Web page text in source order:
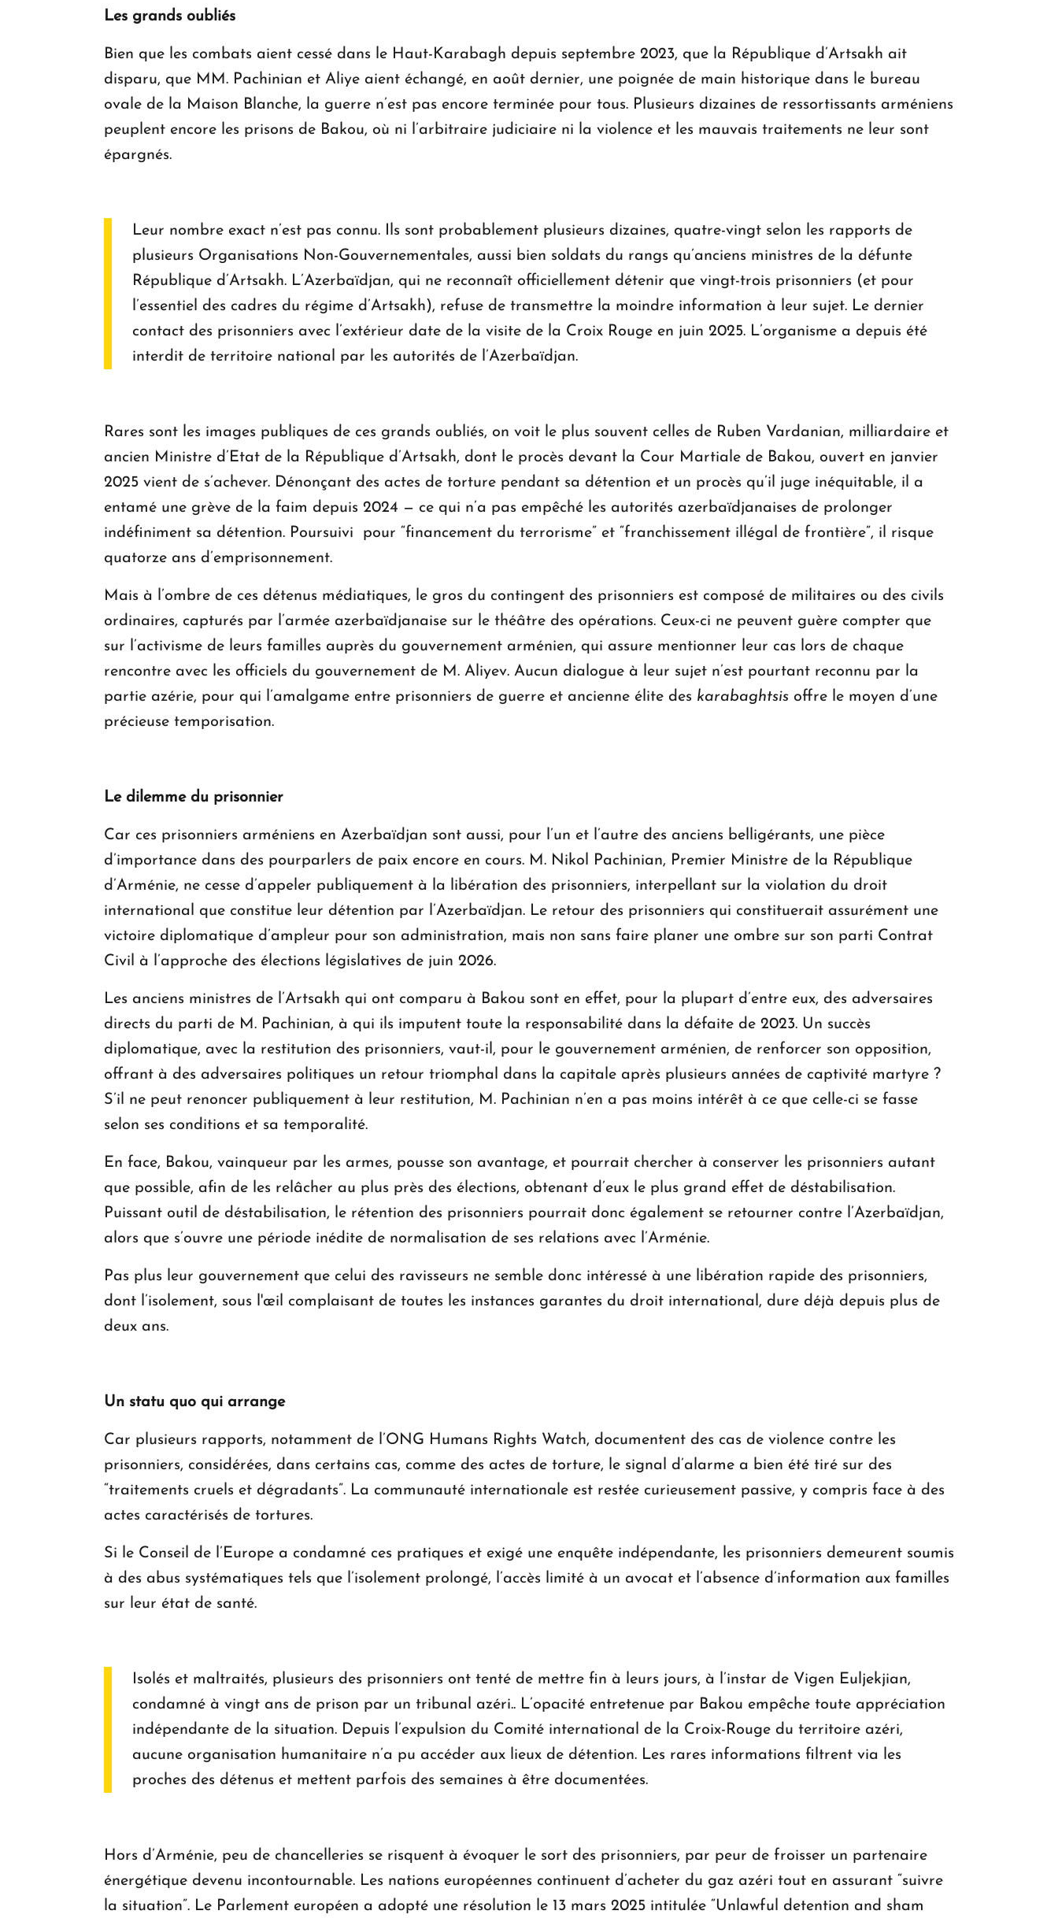
Les grands oubliés
Bien que les combats aient cessé dans le Haut-Karabagh depuis septembre 2023, que la République d’Artsakh ait
disparu, que MM. Pachinian et Aliye aient échangé, en août dernier, une poignée de main historique dans le bureau
ovale de la Maison Blanche, la guerre n’est pas encore terminée pour tous. Plusieurs dizaines de ressortissants arméniens
peuplent encore les prisons de Bakou, où ni l’arbitraire judiciaire ni la violence et les mauvais traitements ne leur sont
épargnés.
Leur nombre exact n’est pas connu. Ils sont probablement plusieurs dizaines, quatre-vingt selon les rapports de
plusieurs Organisations Non-Gouvernementales, aussi bien soldats du rangs qu’anciens ministres de la défunte
République d’Artsakh. L’Azerbaïdjan, qui ne reconnaît officiellement détenir que vingt-trois prisonniers (et pour
l’essentiel des cadres du régime d’Artsakh), refuse de transmettre la moindre information à leur sujet. Le dernier
contact des prisonniers avec l’extérieur date de la visite de la Croix Rouge en juin 2025. L’organisme a depuis été
interdit de territoire national par les autorités de l’Azerbaïdjan.
Rares sont les images publiques de ces grands oubliés, on voit le plus souvent celles de Ruben Vardanian, milliardaire et
ancien Ministre d’Etat de la République d’Artsakh, dont le procès devant la Cour Martiale de Bakou, ouvert en janvier
2025 vient de s’achever. Dénonçant des actes de torture pendant sa détention et un procès qu’il juge inéquitable, il a
entamé une grève de la faim depuis 2024 — ce qui n’a pas empêché les autorités azerbaïdjanaises de prolonger
indéfiniment sa détention. Poursuivi pour “financement du terrorisme” et “franchissement illégal de frontière”, il risque
quatorze ans d’emprisonnement.
Mais à l’ombre de ces détenus médiatiques, le gros du contingent des prisonniers est composé de militaires ou des civils
ordinaires, capturés par l’armée azerbaïdjanaise sur le théâtre des opérations. Ceux-ci ne peuvent guère compter que
sur l’activisme de leurs familles auprès du gouvernement arménien, qui assure mentionner leur cas lors de chaque
rencontre avec les officiels du gouvernement de M. Aliyev. Aucun dialogue à leur sujet n’est pourtant reconnu par la
partie azérie, pour qui l’amalgame entre prisonniers de guerre et ancienne élite des karabaghtsis offre le moyen d’une
précieuse temporisation.
Le dilemme du prisonnier
Car ces prisonniers arméniens en Azerbaïdjan sont aussi, pour l’un et l’autre des anciens belligérants, une pièce
d’importance dans des pourparlers de paix encore en cours. M. Nikol Pachinian, Premier Ministre de la République
d’Arménie, ne cesse d’appeler publiquement à la libération des prisonniers, interpellant sur la violation du droit
international que constitue leur détention par l’Azerbaïdjan. Le retour des prisonniers qui constituerait assurément une
victoire diplomatique d’ampleur pour son administration, mais non sans faire planer une ombre sur son parti Contrat
Civil à l’approche des élections législatives de juin 2026.
Les anciens ministres de l’Artsakh qui ont comparu à Bakou sont en effet, pour la plupart d’entre eux, des adversaires
directs du parti de M. Pachinian, à qui ils imputent toute la responsabilité dans la défaite de 2023. Un succès
diplomatique, avec la restitution des prisonniers, vaut-il, pour le gouvernement arménien, de renforcer son opposition,
offrant à des adversaires politiques un retour triomphal dans la capitale après plusieurs années de captivité martyre ?
S’il ne peut renoncer publiquement à leur restitution, M. Pachinian n’en a pas moins intérêt à ce que celle-ci se fasse
selon ses conditions et sa temporalité.
En face, Bakou, vainqueur par les armes, pousse son avantage, et pourrait chercher à conserver les prisonniers autant
que possible, afin de les relâcher au plus près des élections, obtenant d’eux le plus grand effet de déstabilisation.
Puissant outil de déstabilisation, le rétention des prisonniers pourrait donc également se retourner contre l’Azerbaïdjan,
alors que s’ouvre une période inédite de normalisation de ses relations avec l’Arménie.
Pas plus leur gouvernement que celui des ravisseurs ne semble donc intéressé à une libération rapide des prisonniers,
dont l’isolement, sous l'œil complaisant de toutes les instances garantes du droit international, dure déjà depuis plus de
deux ans.
Un statu quo qui arrange
Car plusieurs rapports, notamment de l’ONG Humans Rights Watch, documentent des cas de violence contre les
prisonniers, considérées, dans certains cas, comme des actes de torture, le signal d’alarme a bien été tiré sur des
“traitements cruels et dégradants”. La communauté internationale est restée curieusement passive, y compris face à des
actes caractérisés de tortures.
Si le Conseil de l’Europe a condamné ces pratiques et exigé une enquête indépendante, les prisonniers demeurent soumis
à des abus systématiques tels que l’isolement prolongé, l’accès limité à un avocat et l’absence d’information aux familles
sur leur état de santé.
Isolés et maltraités, plusieurs des prisonniers ont tenté de mettre fin à leurs jours, à l’instar de Vigen Euljekjian,
condamné à vingt ans de prison par un tribunal azéri.. L’opacité entretenue par Bakou empêche toute appréciation
indépendante de la situation. Depuis l’expulsion du Comité international de la Croix-Rouge du territoire azéri,
aucune organisation humanitaire n’a pu accéder aux lieux de détention. Les rares informations filtrent via les
proches des détenus et mettent parfois des semaines à être documentées.
Hors d’Arménie, peu de chancelleries se risquent à évoquer le sort des prisonniers, par peur de froisser un partenaire
énergétique devenu incontournable. Les nations européennes continuent d’acheter du gaz azéri tout en assurant “suivre
la situation”. Le Parlement européen a adopté une résolution le 13 mars 2025 intitulée “Unlawful detention and sham